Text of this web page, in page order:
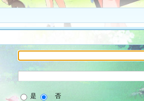
是 否